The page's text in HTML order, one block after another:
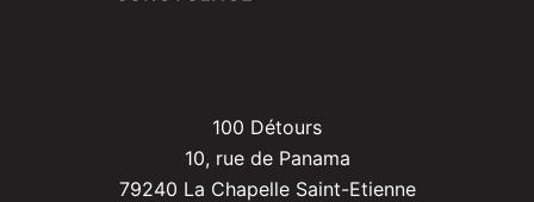
100 Détours
10, rue de Panama
79240 La Chapelle Saint-Etienne